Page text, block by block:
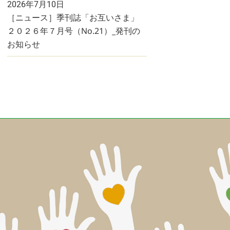
2026年7月10日
［ニュース］季刊誌「お互いさま」
２０２６年７月号（No.21）_発刊の
お知らせ